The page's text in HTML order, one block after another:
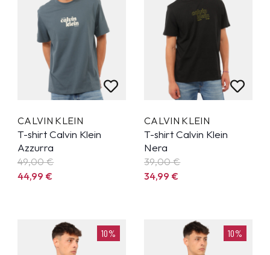
CALVIN KLEIN
T-shirt Calvin Klein
Azzurra
49,00 €
44,99€
CALVIN KLEIN
T-shirt Calvin Klein
Nera
39,00 €
34,99€
10% 10%